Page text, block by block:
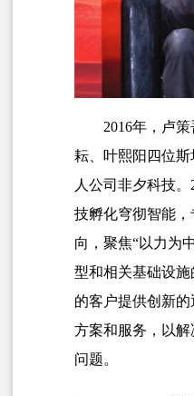
2016年，卢
耘、叶熙阳四位
人公司非夕科技
技孵化穹彻智能
向，聚焦“以力为
型和相关基础设
的客户提供创新
方案和服务，以
问题。